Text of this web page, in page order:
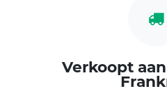
Verkoopt